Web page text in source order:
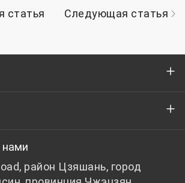
статья Следующая статья
гранулят
ПЭТ-гранулят
нами
район Цзяшань, город